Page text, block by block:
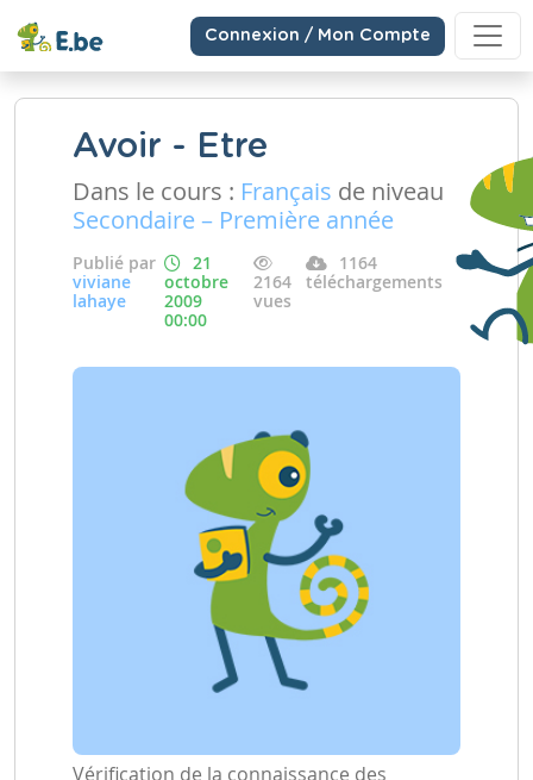
Connexion / Mon Compte
Avoir - Etre
Dans le cours : Français de niveau
Secondaire – Première année
Publié par
viviane
lahaye
21
octobre
2009
00:00
2164
vues
1164
téléchargements
Vérification de la connaissance des